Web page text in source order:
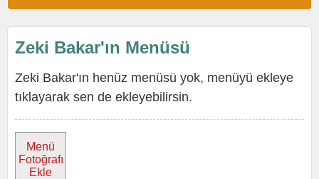
Zeki Bakar'ın Menüsü
Zeki Bakar'ın henüz menüsü yok, menüyü ekleye
tıklayarak sen de ekleyebilirsin.
Menü
Fotoğrafı
Ekle